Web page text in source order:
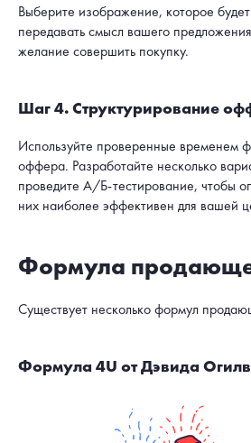
Выберите изображение, которое
передавать смысл вашего
желание совершить покупку.
Шаг 4. Структурирование
Используйте проверенные временем
оффера. Разработайте несколько
проведите А/Б-тестирование, чтобы
них наиболее эффективен для вашей
Формула
Существует несколько формул
Формула 4U от Дэвида